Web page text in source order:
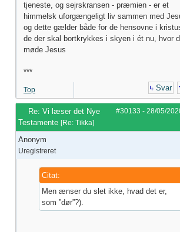
tjeneste, og sejrskransen - præmien - er et
himmelsk uforgængeligt liv sammen med
og dette gælder både for de hensovne i
de der skal bortkrykkes i skyen i ét nu, hvor
møde Jesus
***
Top Svar
#30133 - 28/05/
Re: Vi læser det Nye
Testamente [Re: Tikka]
Anonym
Uregistreret
Citat:
Men ænser du slet ikke, hvad det er,
som ”dør”?).